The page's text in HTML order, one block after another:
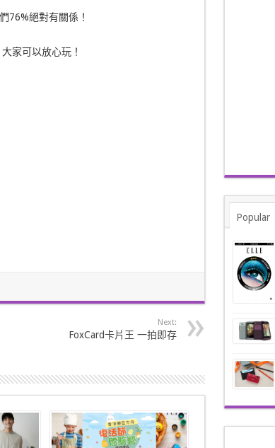
76%絕對有關係！
家可以放心玩！
Next:
FoxCard卡片王 一拍即存
Popular